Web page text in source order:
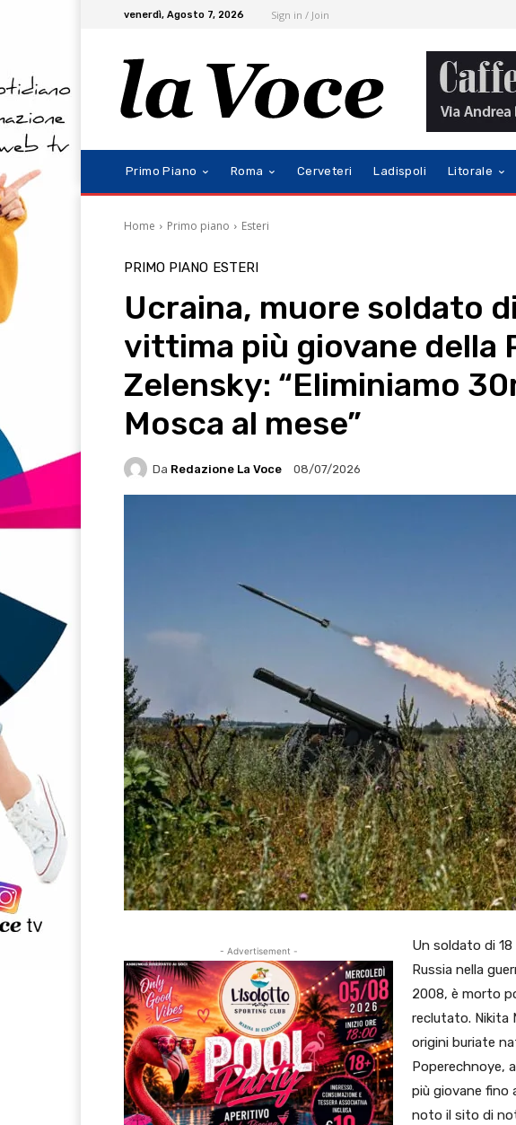
venerdì, Agosto 7, 2026 Sign in / Join
Primo Piano Roma Cerveteri Ladispoli Litorale
Home Primo piano Esteri
PRIMO PIANO ESTERI
Ucraina, muore soldato
vittima più giovane della
Zelensky: “Eliminiamo
Mosca al mese”
Da Redazione La Voce 08/07/2026
- Advertisement -
Un soldato di
Russia nella
2008, è morto
reclutato. Nikita
origini buriate
Poperechnoye,
più giovane fino
noto il sito di